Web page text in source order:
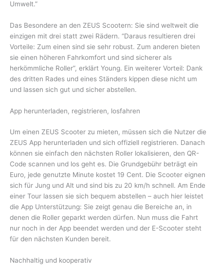
Umwelt.”
Das Besondere an den ZEUS Scootern: Sie sind weltweit die
einzigen mit drei statt zwei Rädern. “Daraus resultieren drei
Vorteile: Zum einen sind sie sehr robust. Zum anderen bieten
sie einen höheren Fahrkomfort und sind sicherer als
herkömmliche Roller”, erklärt Young. Ein weiterer Vorteil: Dank
des dritten Rades und eines Ständers kippen diese nicht um
und lassen sich gut und sicher abstellen.
App herunterladen, registrieren, losfahren
Um einen ZEUS Scooter zu mieten, müssen sich die Nutzer die
ZEUS App herunterladen und sich offiziell registrieren. Danach
können sie einfach den nächsten Roller lokalisieren, den QR-
Code scannen und los geht es. Die Grundgebühr beträgt ein
Euro, jede genutzte Minute kostet 19 Cent. Die Scooter eignen
sich für Jung und Alt und sind bis zu 20 km/h schnell. Am Ende
einer Tour lassen sie sich bequem abstellen – auch hier leistet
die App Unterstützung: Sie zeigt genau die Bereiche an, in
denen die Roller geparkt werden dürfen. Nun muss die Fahrt
nur noch in der App beendet werden und der E-Scooter steht
für den nächsten Kunden bereit.
Nachhaltig und kooperativ